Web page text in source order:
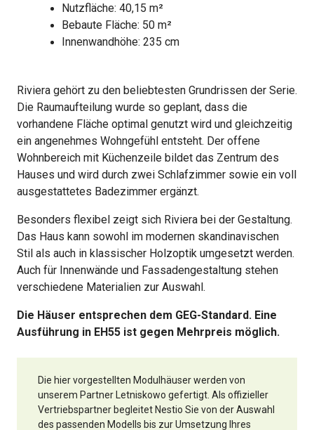
Nutzfläche: 40,15 m²
Bebaute Fläche: 50 m²
Innenwandhöhe: 235 cm
Riviera gehört zu den beliebtesten Grundrissen der Serie.
Die Raumaufteilung wurde so geplant, dass die
vorhandene Fläche optimal genutzt wird und gleichzeitig
ein angenehmes Wohngefühl entsteht. Der offene
Wohnbereich mit Küchenzeile bildet das Zentrum des
Hauses und wird durch zwei Schlafzimmer sowie ein voll
ausgestattetes Badezimmer ergänzt.
Besonders flexibel zeigt sich Riviera bei der Gestaltung.
Das Haus kann sowohl im modernen skandinavischen
Stil als auch in klassischer Holzoptik umgesetzt werden.
Auch für Innenwände und Fassadengestaltung stehen
verschiedene Materialien zur Auswahl.
Die Häuser entsprechen dem GEG-Standard. Eine
Ausführung in EH55 ist gegen Mehrpreis möglich.
Die hier vorgestellten Modulhäuser werden von
unserem Partner Letniskowo gefertigt. Als offizieller
Vertriebspartner begleitet Nestio Sie von der Auswahl
des passenden Modells bis zur Umsetzung Ihres